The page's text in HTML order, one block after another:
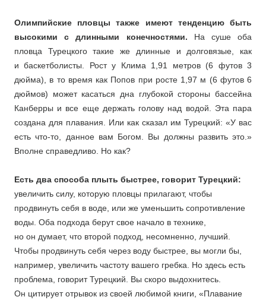
Олимпийские пловцы также имеют тенденцию быть
высокими с длинными конечностями. На суше оба
пловца Турецкого такие же длинные и долговязые, как
и баскетболисты. Рост у Клима 1,91 метров (6 футов 3
дюйма), в то время как Попов при росте 1,97 м (6 футов 6
дюймов) может касаться дна глубокой стороны бассейна
Канберры и все еще держать голову над водой. Эта пара
создана для плавания. Или как сказал им Турецкий: «У вас
есть что-то, данное вам Богом. Вы должны развить это.»
Вполне справедливо. Но как?
Есть два способа плыть быстрее, говорит Турецкий:
увеличить силу, которую пловцы прилагают, чтобы
продвинуть себя в воде, или же уменьшить сопротивление
воды. Оба подхода берут свое начало в технике,
но он думает, что второй подход, несомненно, лучший.
Чтобы продвинуть себя через воду быстрее, вы могли бы,
например, увеличить частоту вашего гребка. Но здесь есть
проблема, говорит Турецкий. Вы скоро выдохнитесь.
Он цитирует отрывок из своей любимой книги, «Плавание